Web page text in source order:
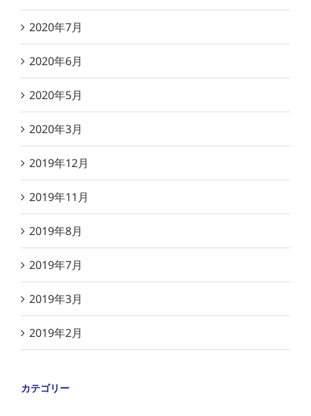
2020年7月
2020年6月
2020年5月
2020年3月
2019年12月
2019年11月
2019年8月
2019年7月
2019年3月
2019年2月
カテゴリー